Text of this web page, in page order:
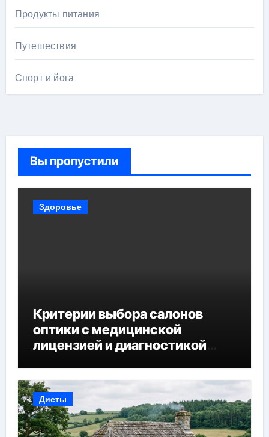
Продукты питания
Путешествия
Спорт и йога
Вы пропустили
Здоровье
Критерии выбора салонов
оптики с медицинской
лицензией и диагностикой
Диеты